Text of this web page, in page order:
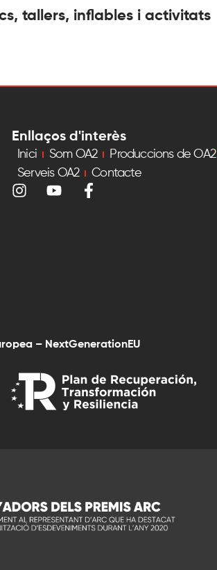
tallers, inflables i activitats
Enllaços d'interès
Inici Som OA2 Produccions de OA2
Serveis OA2
Contacte
– NextGenerationEU